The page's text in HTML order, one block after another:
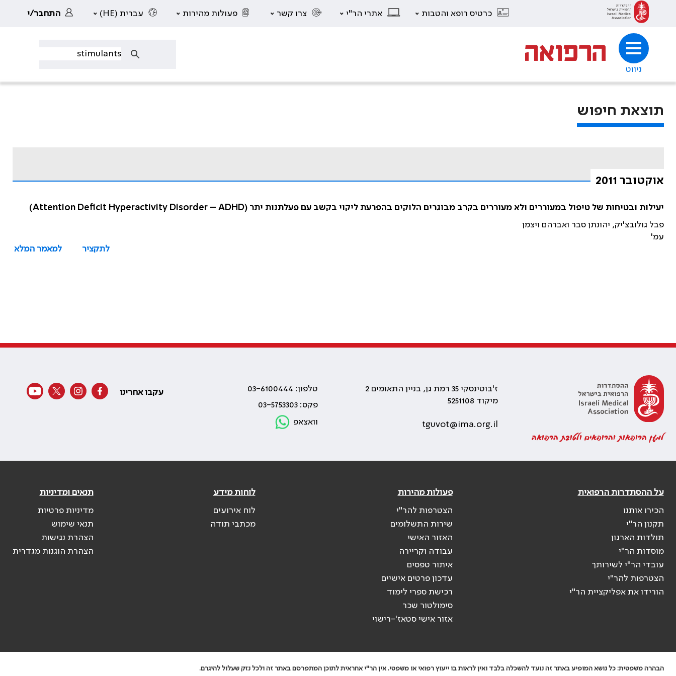
כרטיס רופא והטבות אתרי הר"י צרו קשר פעולות מהירות עברית (HE) התחבר/י
ניווט
תוצאת חיפוש
אוקטובר 2011
יעילות ובטיחות של טיפול במעוררים ולא מעוררים בקרב מבוגרים הלוקים בהפרעת ליקוי בקשב עם פעלתנות יתר (Attention Deficit Hyperactivity Disorder – ADHD)
פבל גולובצ'יק, יהונתן סבר ואברהם ויצמן
עמ'
לתקציר
למאמר המלא
למען הרופאות והרופאים ולטובת הרפואה
ז'בוטינסקי 35 רמת גן, בניין התאומים 2
מיקוד 5251108
tguvot@ima.org.il
טלפון: 03-6100444
פקס: 03-5753303
וואצאפ
עקבו אחרינו
על ההסתדרות הרפואית
הכירו אותנו
תקנון הר"י
תולדות הארגון
מוסדות הר"י
עובדי הר"י לשירותך
הצטרפות להר"י
הורידו את אפליקציית הר"י
פעולות מהירות
הצטרפות להר"י
שירות התשלומים
האזור האישי
עבודה וקריירה
איתור טפסים
עדכון פרטים אישיים
רכישת ספרי לימוד
סימולטור שכר
אזור אישי סטאז'-רישוי
לוחות מידע
לוח אירועים
מכתבי תודה
תנאים ומדיניות
מדיניות פרטיות
תנאי שימוש
הצהרת נגישות
הצהרת הוגנות מגדרית
הבהרה משפטית: כל נושא המופיע באתר זה נועד להשכלה בלבד ואין לראות בו ייעוץ רפואי או משפטי. אין הר"י אחראית לתוכן המתפרסם באתר זה ולכל נזק שעלול להיגרם.